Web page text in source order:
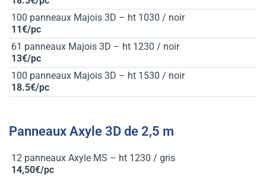
100 panneaux Majois 3D – ht 1030 / noir
11€/pc
61 panneaux Majois 3D – ht 1230 / noir
13€/pc
100 panneaux Majois 3D – ht 1530 / noir
18.5€/pc
Panneaux Axyle 3D de 2,5 m
12 panneaux Axyle MS – ht 1230 / gris
14,50€/pc